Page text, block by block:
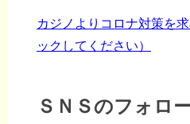
カジノよりコロナ対策を
ックしてください）
ＳＮＳのフォロ